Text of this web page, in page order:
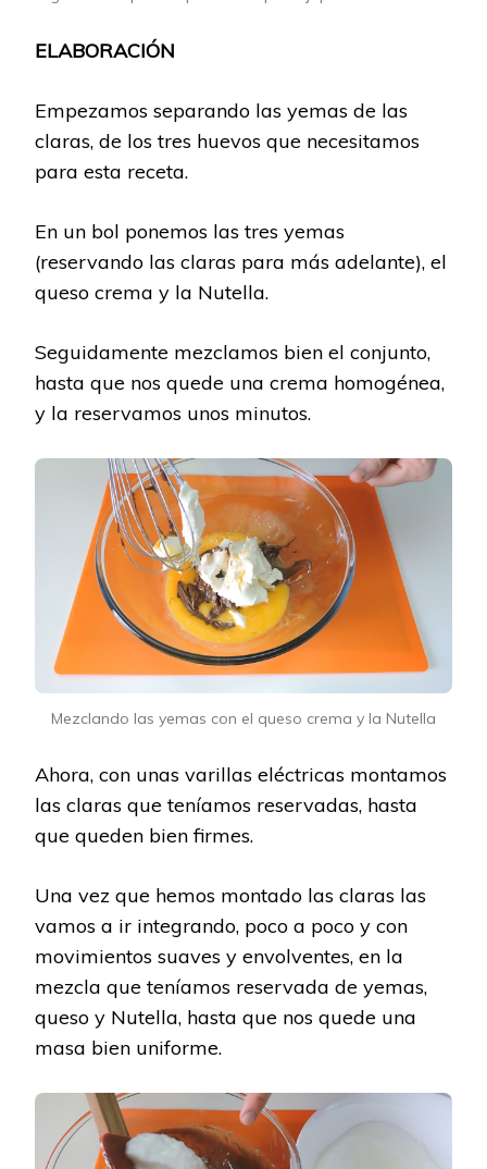
ELABORACIÓN
Empezamos separando las yemas de las
claras, de los tres huevos que necesitamos
para esta receta.
En un bol ponemos las tres yemas
(reservando las claras para más adelante), el
queso crema y la Nutella.
Seguidamente mezclamos bien el conjunto,
hasta que nos quede una crema homogénea,
y la reservamos unos minutos.
Mezclando las yemas con el queso crema y la Nutella
Ahora, con unas varillas eléctricas montamos
las claras que teníamos reservadas, hasta
que queden bien firmes.
Una vez que hemos montado las claras las
vamos a ir integrando, poco a poco y con
movimientos suaves y envolventes, en la
mezcla que teníamos reservada de yemas,
queso y Nutella, hasta que nos quede una
masa bien uniforme.